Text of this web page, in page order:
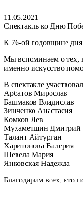
11.05.2021
Спектакль ко Дню
К 76-ой годовщине
Мы вспоминаем о тех,
именно искусство
В спектакле
Арбатов Мирослав
Башмаков Владислав
Зинченко Анастасия
Комков Лев
Мухаметшин Дмитрий
Талант Айтурган
Харитонова Валерия
Шевела Мария
Янковская Надежда
Благодарим всех, кто